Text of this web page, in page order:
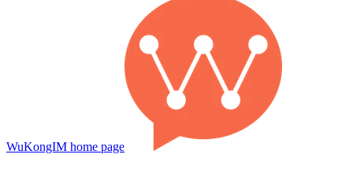
WuKongIM home page